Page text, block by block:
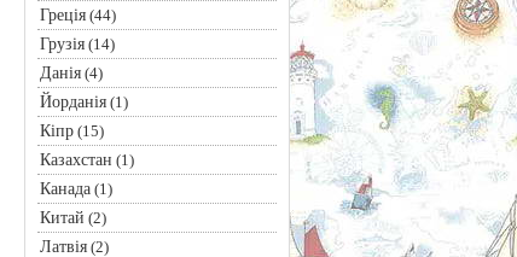
Греція(44)
Грузія(14)
Данія(4)
Йорданія(1)
Кіпр(15)
Казахстан (1)
Канада(1)
Китай (2)
Латвія(2)